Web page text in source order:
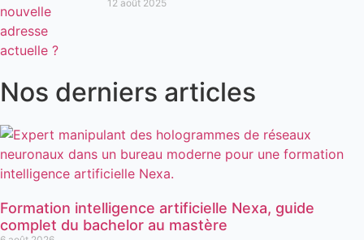
12 août 2025
Nos derniers articles
Formation intelligence artificielle Nexa, guide
complet du bachelor au mastère